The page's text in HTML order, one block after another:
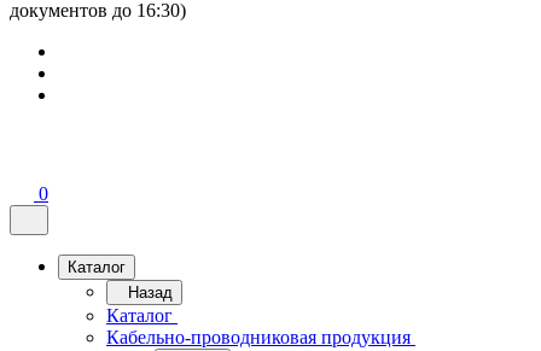
документов до 16:30)
0
Каталог
Назад
Каталог
Кабельно-проводниковая продукция